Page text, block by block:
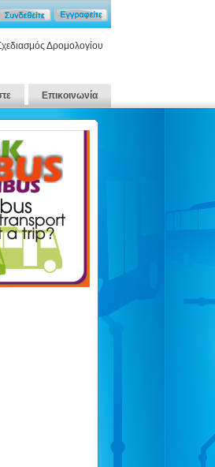
Δρομολογίου
Επικοινωνία